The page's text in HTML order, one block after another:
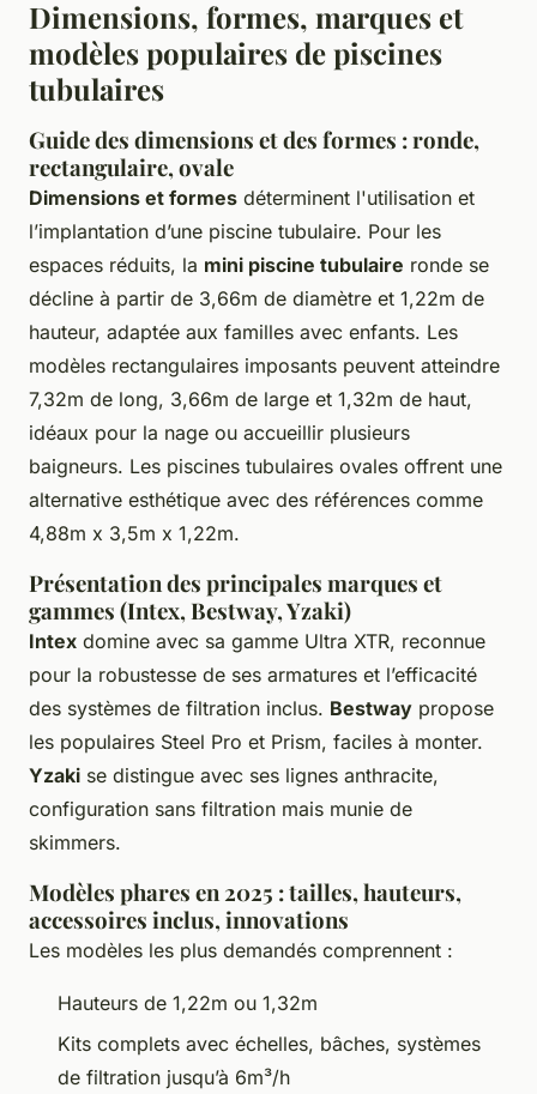
Dimensions, formes, marques et
modèles populaires de piscines
tubulaires
Guide des dimensions et des formes : ronde,
rectangulaire, ovale
Dimensions et formes déterminent l'utilisation et
l’implantation d’une piscine tubulaire. Pour les
espaces réduits, la mini piscine tubulaire ronde se
décline à partir de 3,66m de diamètre et 1,22m de
hauteur, adaptée aux familles avec enfants. Les
modèles rectangulaires imposants peuvent atteindre
7,32m de long, 3,66m de large et 1,32m de haut,
idéaux pour la nage ou accueillir plusieurs
baigneurs. Les piscines tubulaires ovales offrent une
alternative esthétique avec des références comme
4,88m x 3,5m x 1,22m.
Présentation des principales marques et
gammes (Intex, Bestway, Yzaki)
Intex domine avec sa gamme Ultra XTR, reconnue
pour la robustesse de ses armatures et l’efficacité
des systèmes de filtration inclus. Bestway propose
les populaires Steel Pro et Prism, faciles à monter.
Yzaki se distingue avec ses lignes anthracite,
configuration sans filtration mais munie de
skimmers.
Modèles phares en 2025 : tailles, hauteurs,
accessoires inclus, innovations
Les modèles les plus demandés comprennent :
Hauteurs de 1,22m ou 1,32m
Kits complets avec échelles, bâches, systèmes
de filtration jusqu’à 6m³/h